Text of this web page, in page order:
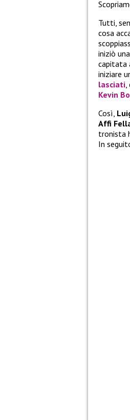
Tutti,
cosa
iniziò
capitata
iniziare
lasciati,
Kevin
Così,
Affi
tronista
In